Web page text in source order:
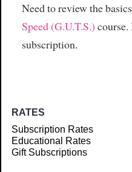
Need to review the
Speed (G.U.T.S.)
subscription.
RATES
Subscription Rates
Educational Rates
Gift Subscriptions